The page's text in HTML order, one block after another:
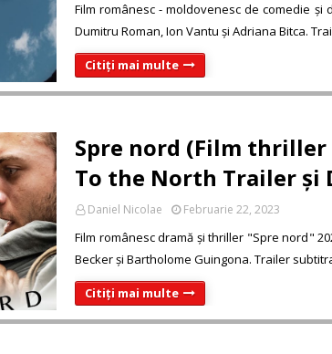
Film românesc - moldovenesc de comedie și
Dumitru Roman, Ion Vantu și Adriana Bitca.
Citiți mai multe
Spre nord (Film thriller
To the North Trailer și
Daniel Nicolae Februarie 22, 2023
Film românesc dramă și thriller "Spre nord"
Becker și Bartholome Guingona. Trailer
Citiți mai multe